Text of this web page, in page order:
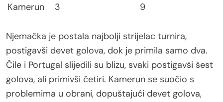
Kamerun
3 9
Njemačka je postala najbolji strijelac turnira,
postigavši devet golova, dok je primila samo dva.
Čile i Portugal slijedili su blizu, svaki postigavši šest
golova, ali primivši četiri. Kamerun se suočio s
problemima u obrani, dopuštajući devet golova,